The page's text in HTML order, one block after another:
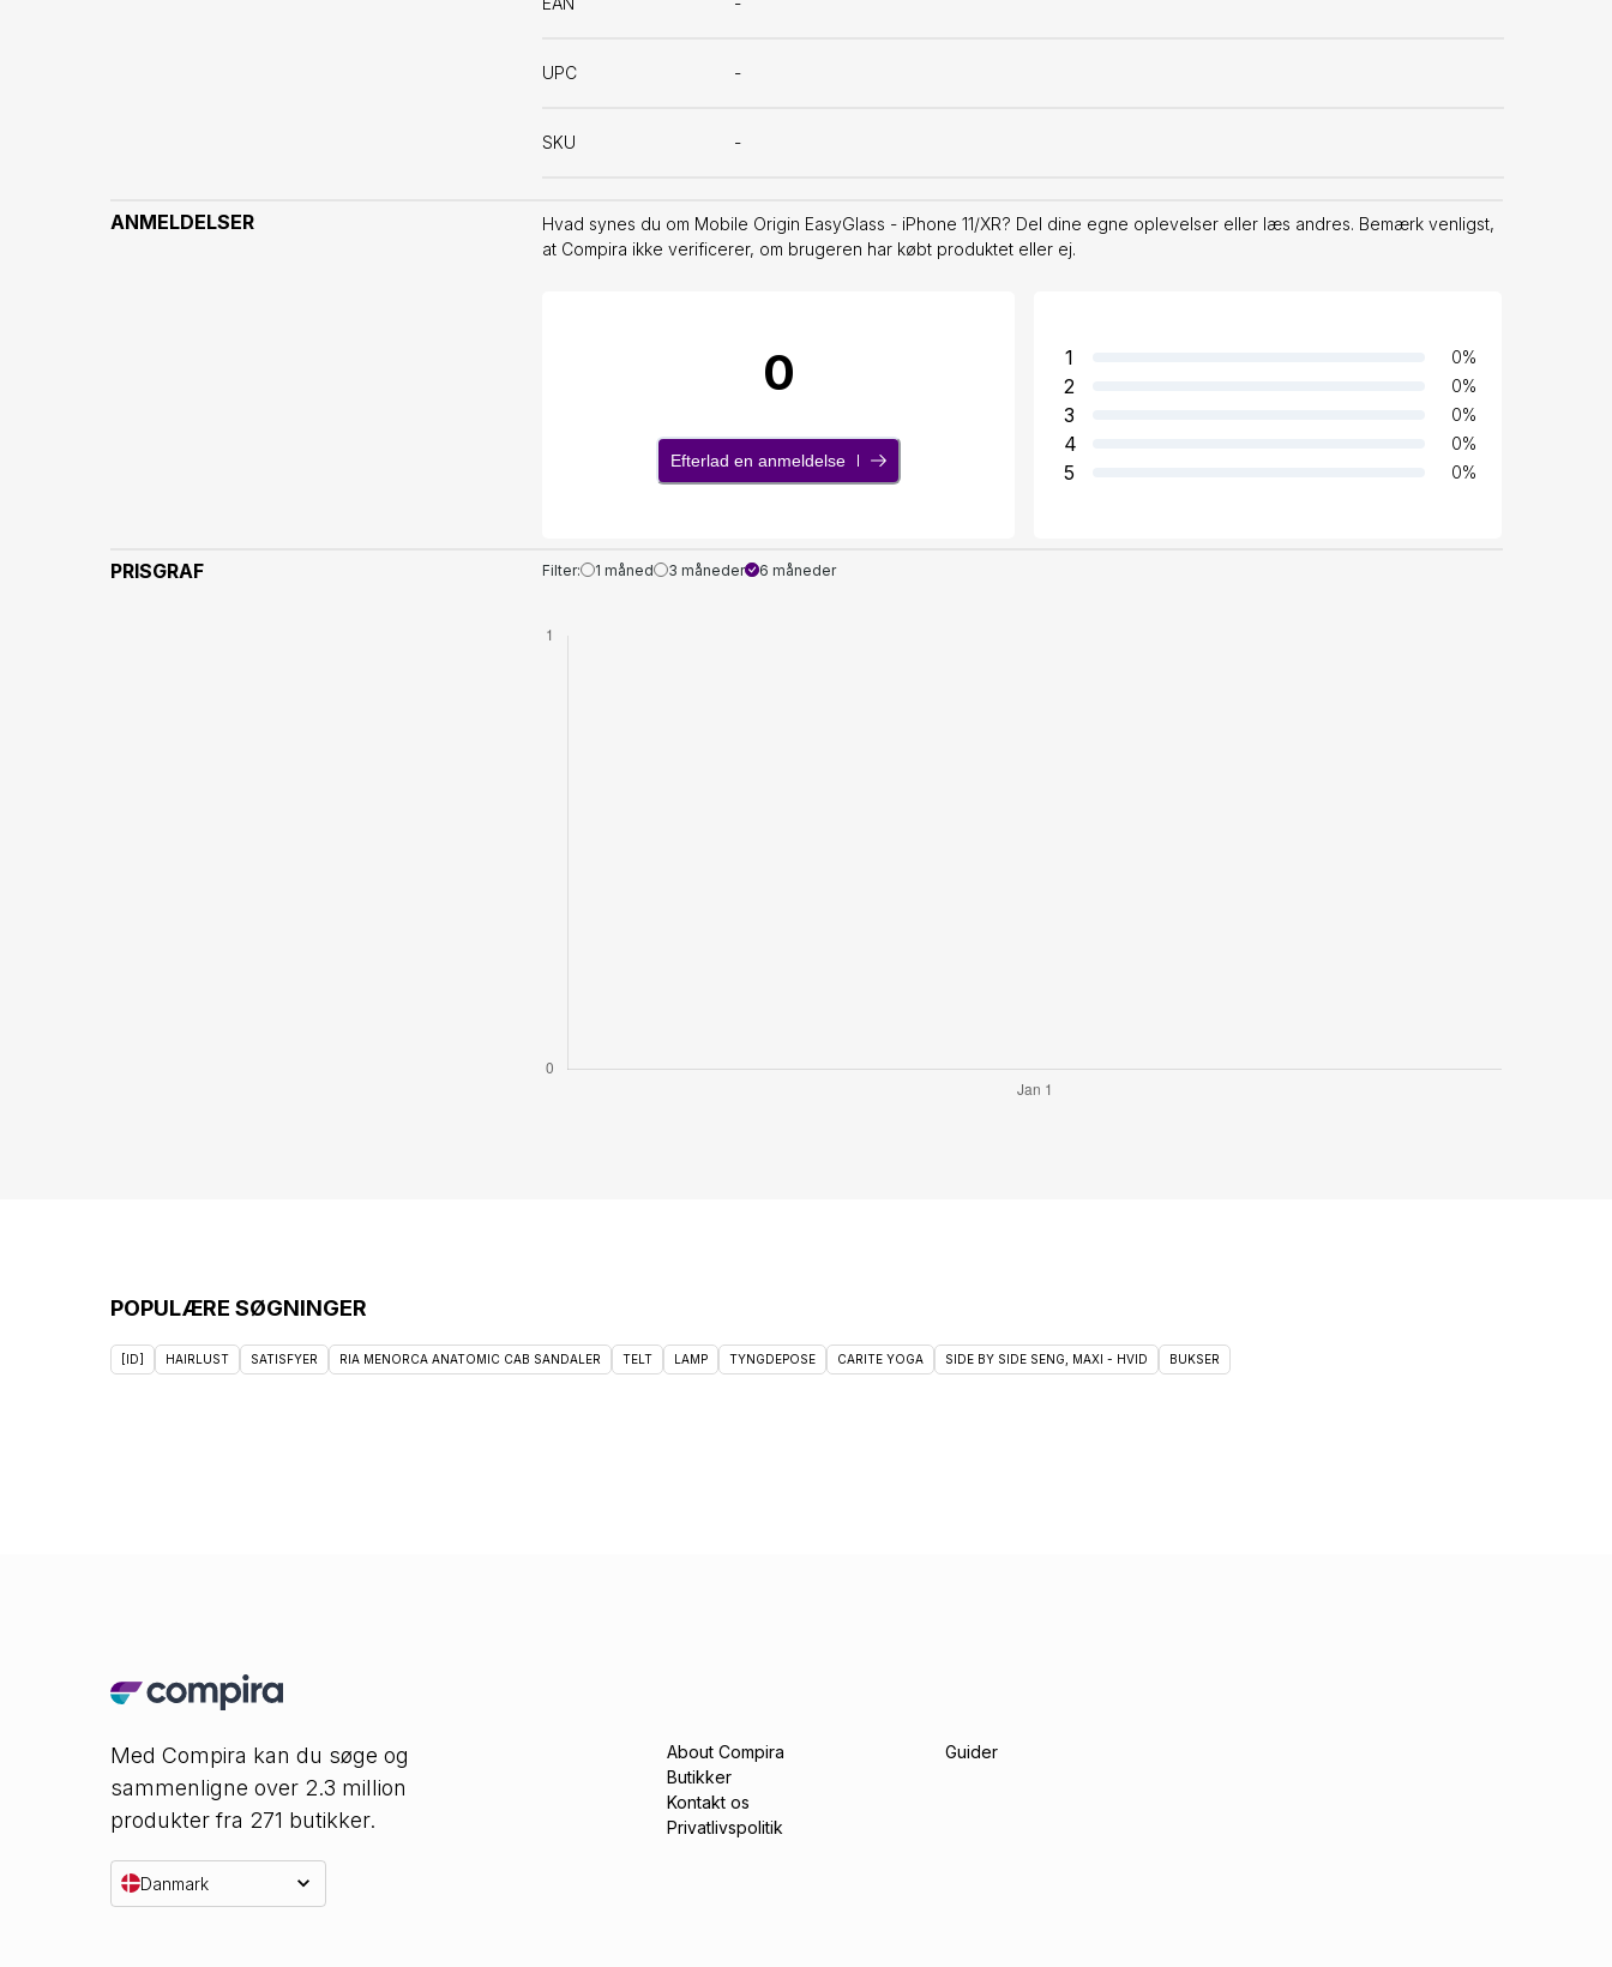
UPC -
SKU -
ANMELDELSER
Hvad synes du om Mobile Origin EasyGlass - iPhone 11/XR? Del dine egne oplevelser eller læs andres. Bemærk venligst,
at Compira ikke verificerer, om brugeren har købt produktet eller ej.
0
Efterlad en anmeldelse
1 0%
2 0%
3 0%
4 0%
5 0%
PRISGRAF Filter: 1 måned 3 måneder 6 måneder
POPULÆRE SØGNINGER
[ID] HAIRLUST SATISFYER RIA MENORCA ANATOMIC CAB SANDALER TELT LAMP TYNGDEPOSE CARITE YOGA SIDE BY SIDE SENG, MAXI - HVID BUKSER
Med Compira kan du søge og
sammenligne over 2.3 million
produkter fra 271 butikker.
Danmark
About Compira
Butikker
Kontakt os
Privatlivspolitik
Guider